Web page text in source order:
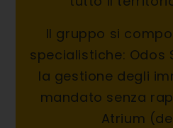
Il gruppo si
specialistiche: Odos
la gestione degli
mandato senza
Atrium